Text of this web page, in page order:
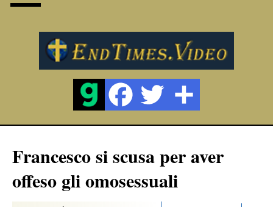
Francesco si scusa per aver
offeso gli omosessuali